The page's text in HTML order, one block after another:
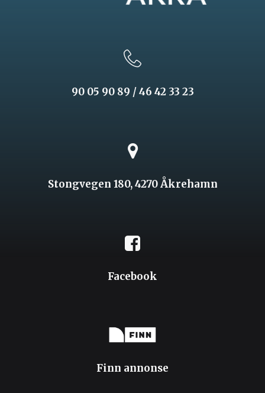
90 05 90 89 / 46 42 33 23
Stongvegen 180, 4270 Åkrehamn
Facebook
Finn annonse